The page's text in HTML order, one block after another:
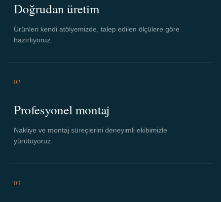
Doğrudan üretim
Ürünleri kendi atölyemizde, talep edilen ölçülere göre
hazırlıyoruz.
02
Profesyonel montaj
Nakliye ve montaj süreçlerini deneyimli ekibimizle
yürütüyoruz.
03